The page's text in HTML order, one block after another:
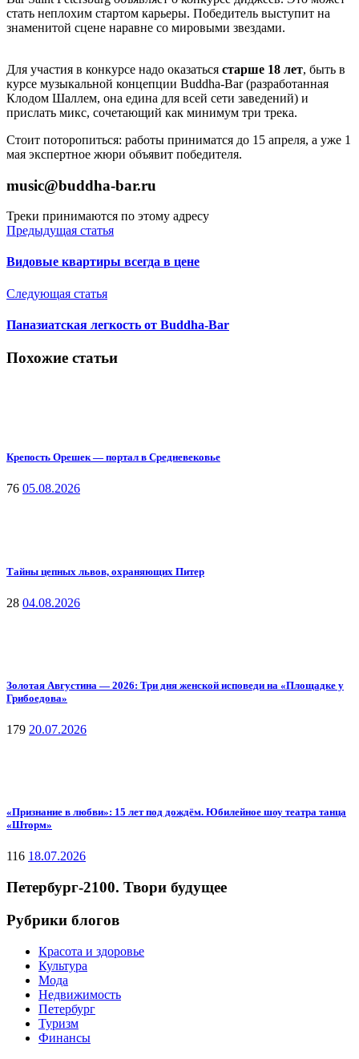
стать неплохим стартом карьеры. Победитель выступит на
знаменитой сцене наравне со мировыми звездами.
Для участия в конкурсе надо оказаться старше 18 лет, быть в
курсе музыкальной концепции Buddha-Bar (разработанная
Клодом Шаллем, она едина для всей сети заведений) и
прислать микс, сочетающий как минимум три трека.
Стоит поторопиться: работы приниматся до 15 апреля, а уже 1
мая экспертное жюри объявит победителя.
music@buddha-bar.ru
Треки принимаются по этому адресу
Предыдущая статья
Видовые квартиры всегда в цене
Следующая статья
Паназиатская легкость от Buddha-Bar
Похожие статьи
Крепость Орешек — портал в Средневековье
76 05.08.2026
Тайны цепных львов, охраняющих Питер
28 04.08.2026
Золотая Августина — 2026: Три дня женской исповеди на «Площадке у
Грибоедова»
179 20.07.2026
«Признание в любви»: 15 лет под дождём. Юбилейное шоу театра танца
«Шторм»
116 18.07.2026
Петербург-2100. Твори будущее
Рубрики блогов
Красота и здоровье
Культура
Мода
Недвижимость
Петербург
Туризм
Финансы